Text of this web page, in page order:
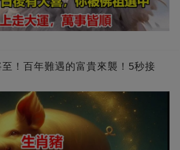
！百年難遇的富貴來襲！5秒接